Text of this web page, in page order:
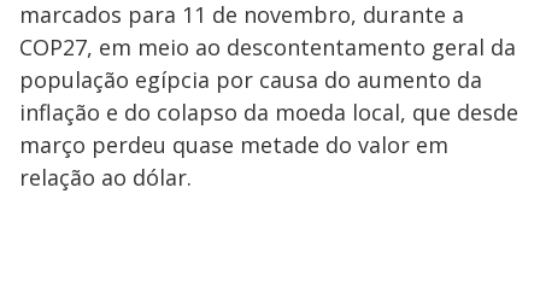
marcados para 11 de novembro, durante a
COP27, em meio ao descontentamento geral da
população egípcia por causa do aumento da
inflação e do colapso da moeda local, que desde
março perdeu quase metade do valor em
relação ao dólar.